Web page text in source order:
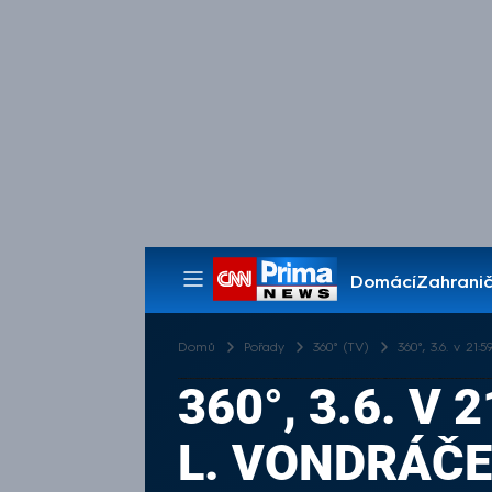
Domácí
Pořady
Domů Pořady 360° (TV) 360°, 3.6. v
360°, 3.6. V
L.